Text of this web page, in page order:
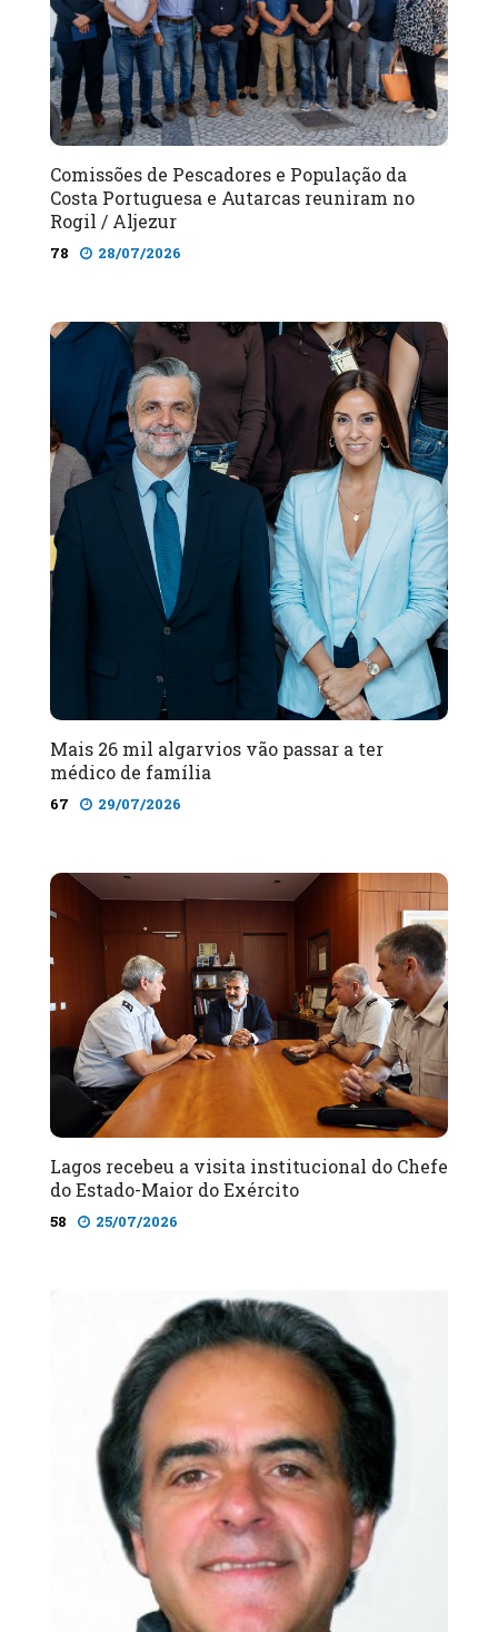
Comissões de Pescadores e População da
Costa Portuguesa e Autarcas reuniram no
Rogil / Aljezur
78 28/07/2026
Mais 26 mil algarvios vão passar a ter
médico de família
67 29/07/2026
Lagos recebeu a visita institucional do Chefe
do Estado-Maior do Exército
58 25/07/2026